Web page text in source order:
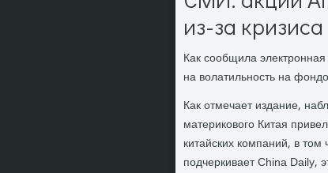
из-за
Как сообщила
на волатильность на
Как отмечает издание,
материкового Китая
китайских компаний, в
подчеркивает China Daily,